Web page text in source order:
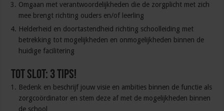
Omgaan met verantwoordelijkheden die de zorgplicht met zich
mee brengt richting ouders en/of leerling
Helderheid en doortastendheid richting schoolleiding met
betrekking tot mogelijkheden en onmogelijkheden binnen de
huidige facilitering
Tot slot: 3 tips!
Bedenk en beschrijf jouw visie en ambities binnen de functie als
zorgcoördinator en stem deze af met de mogelijkheden binnen
de school